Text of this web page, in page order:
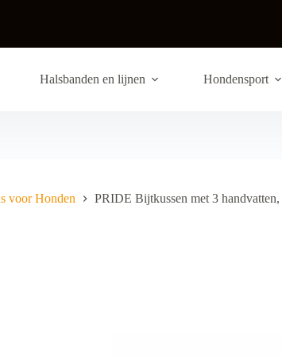
Halsbanden en lijnen Hondensport
voor Honden PRIDE Bijtkussen met 3